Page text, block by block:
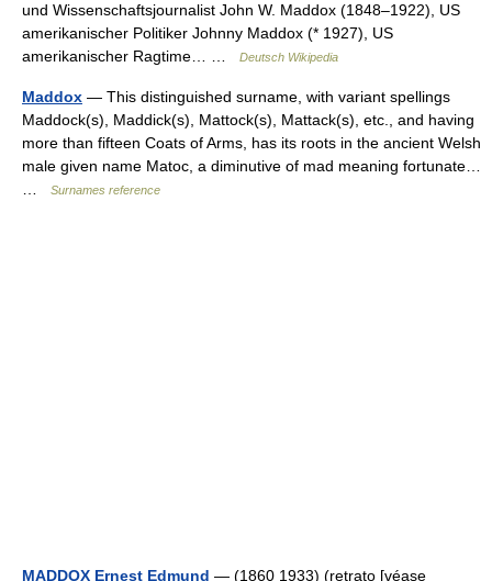
und Wissenschaftsjournalist John W. Maddox (1848–1922), US
amerikanischer Politiker Johnny Maddox (* 1927), US
amerikanischer Ragtime… …
Deutsch Wikipedia
Maddox — This distinguished surname, with variant spellings
Maddock(s), Maddick(s), Mattock(s), Mattack(s), etc., and having
more than fifteen Coats of Arms, has its roots in the ancient Welsh
male given name Matoc, a diminutive of mad meaning fortunate…
Surnames reference
MADDOX Ernest Edmund — (1860 1933) (retrato [véase